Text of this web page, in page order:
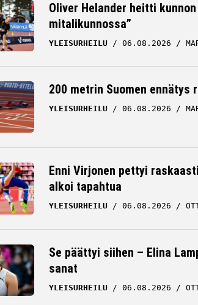
Oliver Helander heitti
mitalikunnossa”
YLEISURHEILU 06.08.2026
200 metrin Suomen ennätys
YLEISURHEILU 06.08.2026
Enni Virjonen pettyi
alkoi tapahtua
YLEISURHEILU 06.08.2026
Se päättyi siihen – Elina
sanat
YLEISURHEILU 06.08.2026